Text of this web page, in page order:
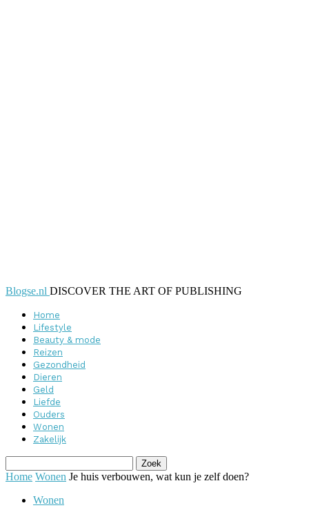
Blogse.nl DISCOVER THE ART OF PUBLISHING
Home
Lifestyle
Beauty & mode
Reizen
Gezondheid
Dieren
Geld
Liefde
Ouders
Wonen
Zakelijk
Home Wonen Je huis verbouwen, wat kun je zelf doen?
Wonen